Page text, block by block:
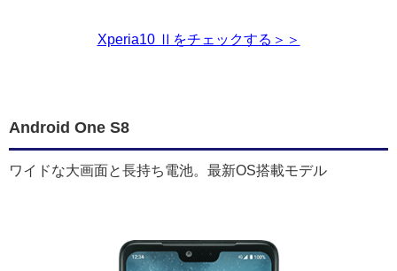
Xperia10 Ⅱをチェックする＞＞
Android One S8
ワイドな大画面と長持ち電池。最新OS搭載モデル